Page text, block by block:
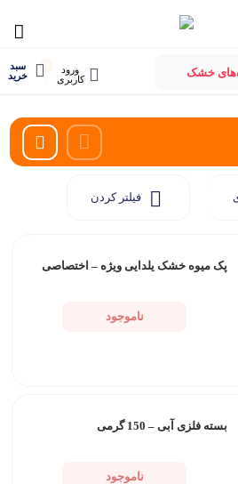
خشک
ورود
کاربری
سبد
خرید
فیلتر کردن
پک میوه خشک یلدایی ویژه – اختصاصی
ناموجود
بسته فلزی آبی – 150 گرمی
ناموجود